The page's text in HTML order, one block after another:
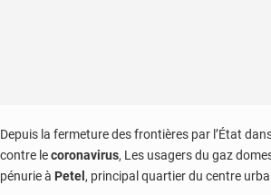
Depuis la fermeture des frontières par l’État
contre lecoronavirus, Les usagers du gaz
pénurie à Petel , principal quartier du centre